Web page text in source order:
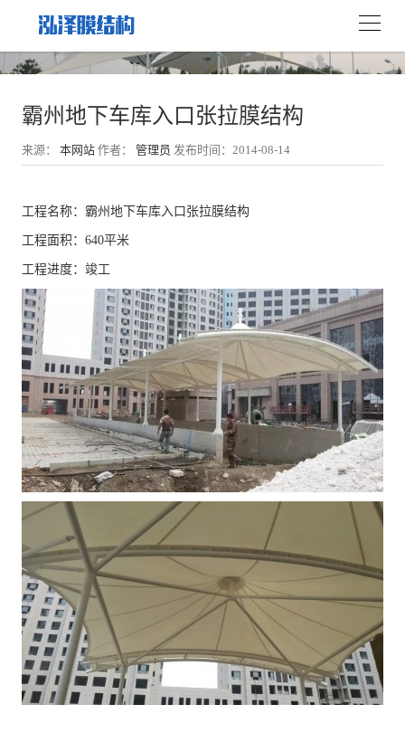
霸州地下车库入口张拉膜结构
来源： 本网站 作者： 管理员 发布时间：2014-08-14
工程名称：霸州地下车库入口张拉膜结构
工程面积：640平米
工程进度：竣工